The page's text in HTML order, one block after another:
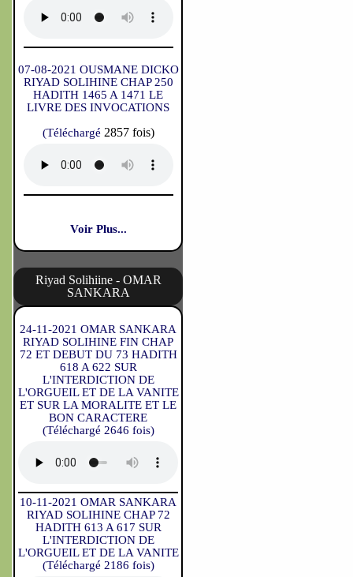
07-08-2021 OUSMANE DICKO
RIYAD SOLIHINE CHAP 250
HADITH 1465 A 1471 LE
LIVRE DES INVOCATIONS
(Téléchargé 2857 fois)
Voir Plus...
Riyad Solihiine - OMAR
SANKARA
24-11-2021 OMAR SANKARA
RIYAD SOLIHINE FIN CHAP
72 ET DEBUT DU 73 HADITH
618 A 622 SUR
L'INTERDICTION DE
L'ORGUEIL ET DE LA VANITE
ET SUR LA MORALITE ET LE
BON CARACTERE
(Téléchargé 2646 fois)
10-11-2021 OMAR SANKARA
RIYAD SOLIHINE CHAP 72
HADITH 613 A 617 SUR
L'INTERDICTION DE
L'ORGUEIL ET DE LA VANITE
(Téléchargé 2186 fois)